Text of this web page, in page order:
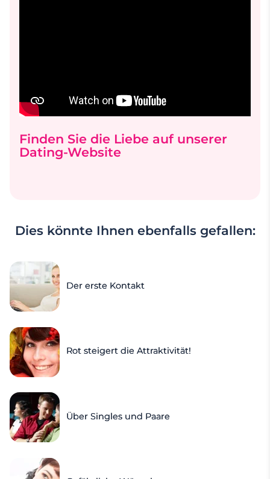
Finden Sie die Liebe auf unserer
Dating-Website
Dies könnte Ihnen ebenfalls gefallen:
Der erste Kontakt
Rot steigert die Attraktivität!
Über Singles und Paare